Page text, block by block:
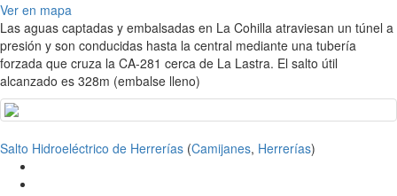
Ver en mapa
Las aguas captadas y embalsadas en La Cohilla atraviesan un túnel a
presión y son conducidas hasta la central mediante una tubería
forzada que cruza la CA-281 cerca de La Lastra. El salto útil
alcanzado es 328m (embalse lleno)
Salto Hidroeléctrico de Herrerías (Camijanes, Herrerías)